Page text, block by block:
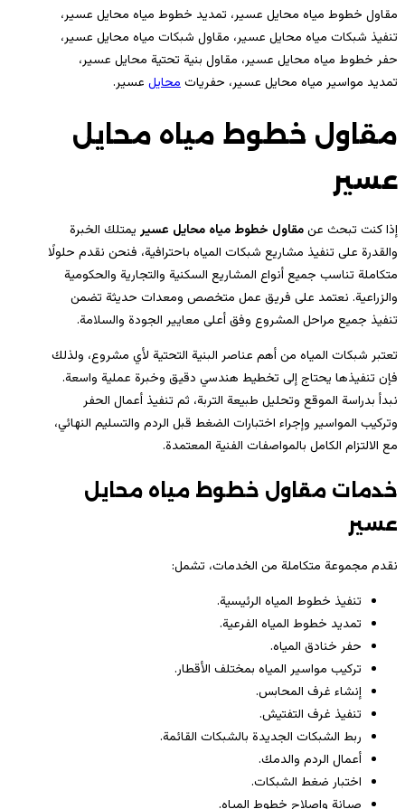
مقاول خطوط مياه محايل عسير، تمديد خطوط مياه محايل عسير،
تنفيذ شبكات مياه محايل عسير، مقاول شبكات مياه محايل عسير،
حفر خطوط مياه محايل عسير، مقاول بنية تحتية محايل عسير،
تمديد مواسير مياه محايل عسير، حفرياتمحايل عسير.
مقاول خطوط مياه محايل
عسير
إذا كنت تبحث عنمقاول خطوط مياه محايل عسير يمتلك الخبرة
والقدرة على تنفيذ مشاريع شبكات المياه باحترافية، فنحن نقدم حلولًا
متكاملة تناسب جميع أنواع المشاريع السكنية والتجارية والحكومية
والزراعية. نعتمد على فريق عمل متخصص ومعدات حديثة تضمن
تنفيذ جميع مراحل المشروع وفق أعلى معايير الجودة والسلامة.
تعتبر شبكات المياه من أهم عناصر البنية التحتية لأي مشروع، ولذلك
فإن تنفيذها يحتاج إلى تخطيط هندسي دقيق وخبرة عملية واسعة.
نبدأ بدراسة الموقع وتحليل طبيعة التربة، ثم تنفيذ أعمال الحفر
وتركيب المواسير وإجراء اختبارات الضغط قبل الردم والتسليم النهائي،
مع الالتزام الكامل بالمواصفات الفنية المعتمدة.
خدمات مقاول خطوط مياه محايل
عسير
نقدم مجموعة متكاملة من الخدمات، تشمل:
تنفيذ خطوط المياه الرئيسية.
تمديد خطوط المياه الفرعية.
حفر خنادق المياه.
تركيب مواسير المياه بمختلف الأقطار.
إنشاء غرف المحابس.
تنفيذ غرف التفتيش.
ربط الشبكات الجديدة بالشبكات القائمة.
أعمال الردم والدمك.
اختبار ضغط الشبكات.